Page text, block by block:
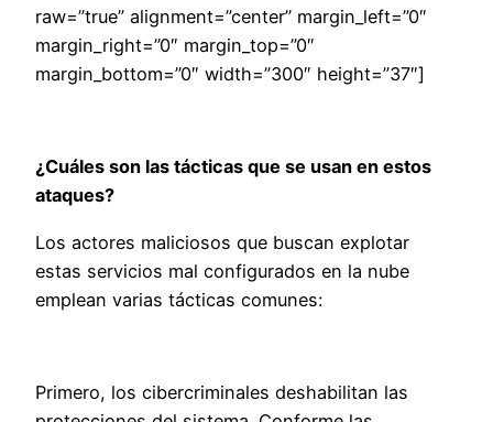
raw=”true” alignment=”center” margin_left=”0″
margin_right=”0″ margin_top=”0″
margin_bottom=”0″ width=”300″ height=”37″]
¿Cuáles son las tácticas que se usan en estos
ataques?
Los actores maliciosos que buscan explotar
estas servicios mal configurados en la nube
emplean varias tácticas comunes:
Primero, los cibercriminales deshabilitan las